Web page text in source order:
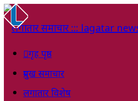
गृह पृष्ठ
प्रमुख समाचार
लगातार विशेष